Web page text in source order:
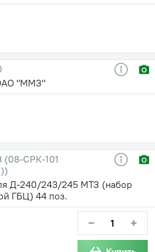
"ММЗ"
(08-СРК-101
Д-240/243/245 МТЗ (набор
ГБЦ) 44 поз.
− +